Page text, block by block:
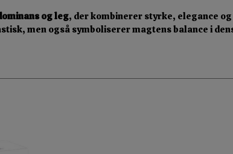
og leg, der kombinerer styrke, elegance
men også symboliserer magtens balance i